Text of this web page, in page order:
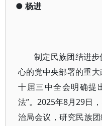
● 杨进
制定民族团结进
心的党中央部署的重
十届三中全会明确提
法”。2025年8月29日
治局会议，研究民族